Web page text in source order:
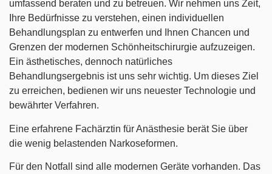
umfassend beraten und zu betreuen. Wir nehmen uns Zeit,
Ihre Bedürfnisse zu verstehen, einen individuellen
Behandlungsplan zu entwerfen und Ihnen Chancen und
Grenzen der modernen Schönheitschirurgie aufzuzeigen.
Ein ästhetisches, dennoch natürliches
Behandlungsergebnis ist uns sehr wichtig. Um dieses Ziel
zu erreichen, bedienen wir uns neuester Technologie und
bewährter Verfahren.
Eine erfahrene Fachärztin für Anästhesie berät Sie über
die wenig belastenden Narkoseformen.
Für den Notfall sind alle modernen Geräte vorhanden. Das